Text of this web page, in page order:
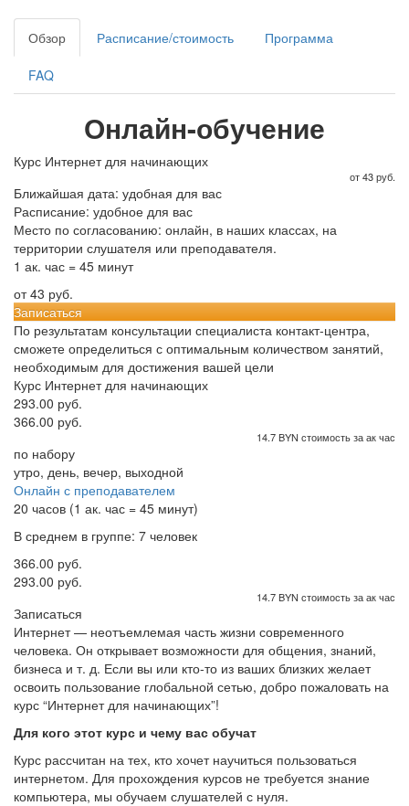
Обзор Расписание/стоимость Программа
FAQ
Онлайн-обучение
Курс Интернет для начинающих
от 43 руб.
Ближайшая дата: удобная для вас
Расписание: удобное для вас
Место по согласованию: онлайн, в наших классах, на
территории слушателя или преподавателя.
1 ак. час = 45 минут
от 43 руб.
Записаться
По результатам консультации специалиста контакт-центра,
сможете определиться с оптимальным количеством занятий,
необходимым для достижения вашей цели
Курс Интернет для начинающих
293.00 руб.
366.00 руб.
14.7 BYN стоимость за ак час
по набору
утро, день, вечер, выходной
Онлайн с преподавателем
20 часов (1 ак. час = 45 минут)
В среднем в группе: 7 человек
366.00 руб.
293.00 руб.
14.7 BYN стоимость за ак час
Записаться
Интернет — неотъемлемая часть жизни современного
человека. Он открывает возможности для общения, знаний,
бизнеса и т. д. Если вы или кто-то из ваших близких желает
освоить пользование глобальной сетью, добро пожаловать на
курс “Интернет для начинающих”!
Для кого этот курс и чему вас обучат
Курс рассчитан на тех, кто хочет научиться пользоваться
интернетом. Для прохождения курсов не требуется знание
компьютера, мы обучаем слушателей с нуля.